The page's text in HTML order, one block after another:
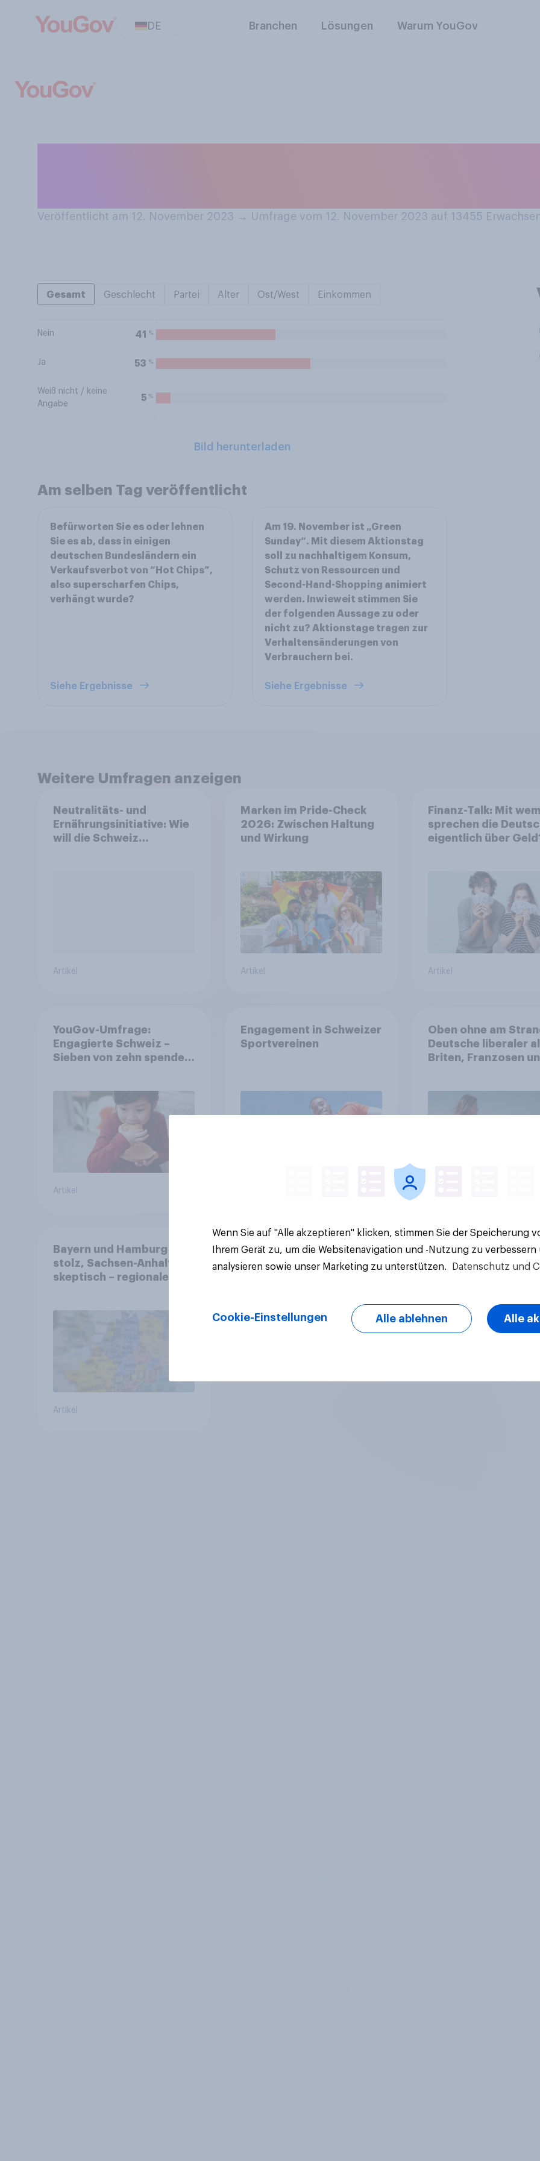
DE Branchen Lösungen Warum YouGov
Veröffentlicht am 12. November 2023 → Umfrage vom 12. November 2023 auf 13455
Gesamt Geschlecht Partei Alter Ost/West Einkommen
Nein 41 %
Ja 53 %
Weiß nicht / keine
Angabe
5 %
Bild herunterladen
Am selben Tag veröffentlicht
Befürworten Sie es oder lehnen
Sie es ab, dass in einigen
deutschen Bundesländern ein
Verkaufsverbot von “Hot Chips”,
also superscharfen Chips,
verhängt wurde?
Siehe Ergebnisse
Am 19. November ist „Green
Sunday“. Mit diesem Aktionstag
soll zu nachhaltigem Konsum,
Schutz von Ressourcen und
Second-Hand-Shopping animiert
werden. Inwieweit stimmen Sie
der folgenden Aussage zu oder
nicht zu? Aktionstage tragen zur
Verhaltensänderungen von
Verbrauchern bei.
Siehe Ergebnisse
Weitere Umfragen anzeigen
Neutralitäts- und
Ernährungsinitiative: Wie
will die Schweiz
Artikel
Marken im Pride-Check
2026: Zwischen Haltung
und Wirkung
Artikel
Finanz-Talk: Mit wem
sprechen die
eigentlich über
Artikel
YouGov-Umfrage:
Engagierte Schweiz –
Sieben von zehn spenden,
Artikel
Engagement in Schweizer
Sportvereinen
Oben ohne am
Deutsche liberaler
Briten, Franzosen
Bayern und Hamburg
stolz, Sachsen-Anhalt
skeptisch – regionale
Europa im Osten am
Artikel
Wenn Sie auf "Alle akzeptieren" klicken, stimmen Sie der Speicherung
Ihrem Gerät zu, um die Websitenavigation und -Nutzung zu verbessern
analysieren sowie unser Marketing zu unterstützen.
Datenschutz und
Cookie-Einstellungen Alle ablehnen Alle